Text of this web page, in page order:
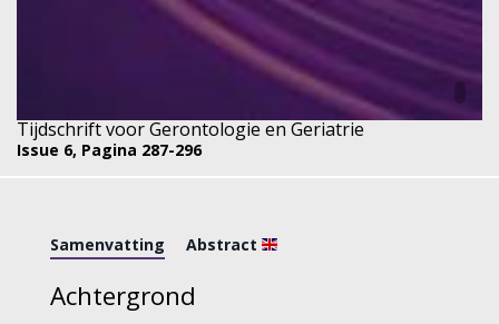
Tijdschrift voor Gerontologie en Geriatrie
Issue 6, Pagina 287-296
Samenvatting Abstract
Achtergrond